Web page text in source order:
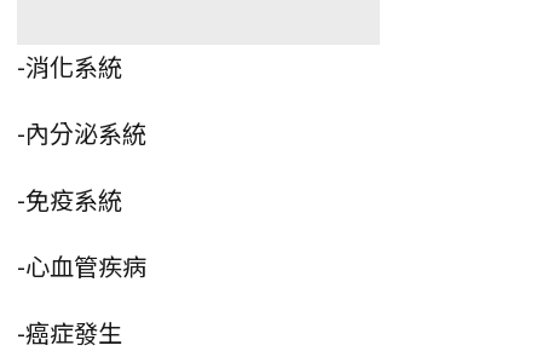
-消化系統
-內分泌系統
-免疫系統
-心血管疾病
-癌症發生